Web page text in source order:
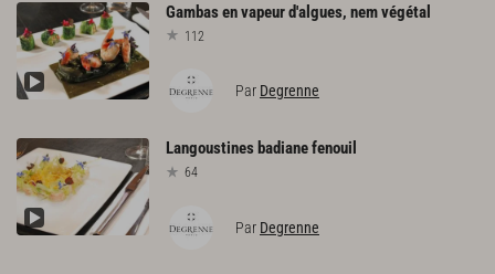
Gambasenvapeurd'algues, nemvégétal
112
Par Degrenne
Langoustines badianefenouil
64
Par Degrenne